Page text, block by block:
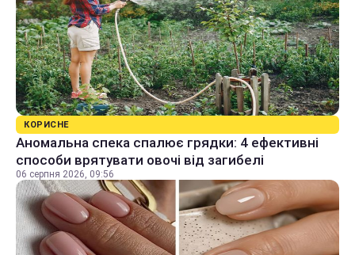
КОРИСНЕ
Аномальна спека спалює грядки: 4 ефективні
способи врятувати овочі від загибелі
06 серпня 2026, 09:56